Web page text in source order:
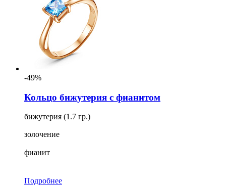
-49%
Кольцо бижутерия с фианитом
бижутерия (1.7 гр.)
золочение
фианит
Подробнее